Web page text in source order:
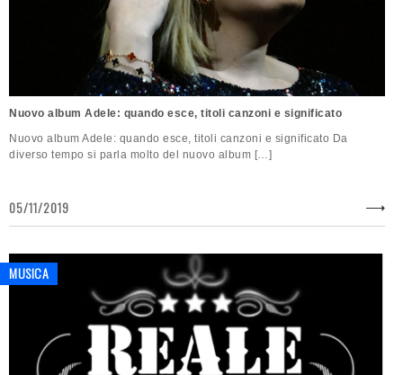
Nuovo album Adele: quando esce, titoli canzoni e significato
Nuovo album Adele: quando esce, titoli canzoni e significato Da
diverso tempo si parla molto del nuovo album […]
05/11/2019
MUSICA